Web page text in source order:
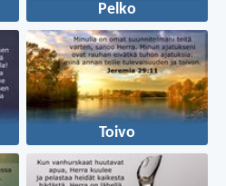
Pelko
Toivo